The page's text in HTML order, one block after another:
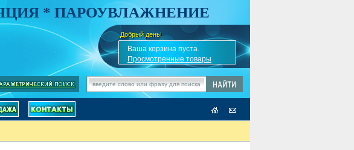
* ПАРОУВЛАЖНЕНИЕ
Добрый день!
✎Ваша корзина пуста.
Просмотренные товары